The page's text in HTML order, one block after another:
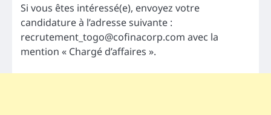
Si vous êtes intéressé(e), envoyez votre
candidature à l’adresse suivante :
recrutement_togo@cofinacorp.com avec la
mention « Chargé d’affaires ».